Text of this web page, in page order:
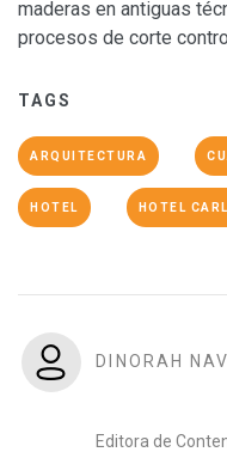
maderas en antiguas
procesos de corte
TAGS
ARQUITECTURA
HOTEL HOTEL
DINORAH
Editora de